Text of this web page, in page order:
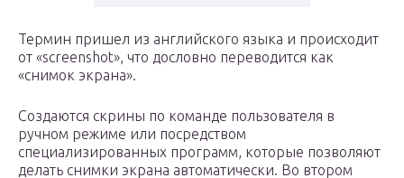
Термин пришел из английского языка и происходит
от «screenshot», что дословно переводится как
«снимок экрана».
Создаются скрины по команде пользователя в
ручном режиме или посредством
специализированных программ, которые позволяют
делать снимки экрана автоматически. Во втором